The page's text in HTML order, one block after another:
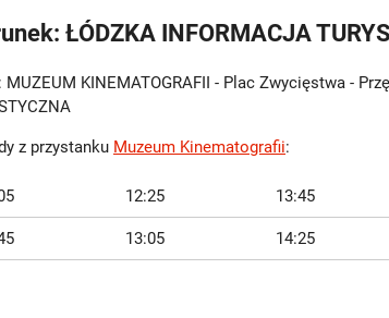
ŁÓDZKA INFORMACJA
MUZEUM KINEMATOGRAFII - Plac Zwycięstwa -
z przystanku Muzeum Kinematografii:
12:25 13:45
13:05 14:25